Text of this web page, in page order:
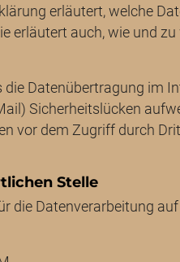
erläutert, welche
erläutert auch, wie und
Datenübertragung im
Sicherheitslücken
vor dem Zugriff durch
Stelle
die Datenverarbeitung